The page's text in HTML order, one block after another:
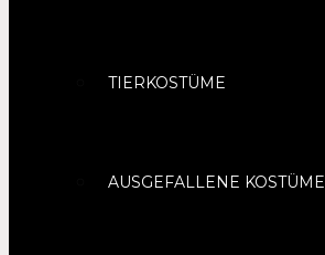
TIERKOSTÜME
AUSGEFALLENE KOSTÜME